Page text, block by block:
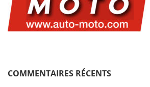
COMMENTAIRES RÉCENTS